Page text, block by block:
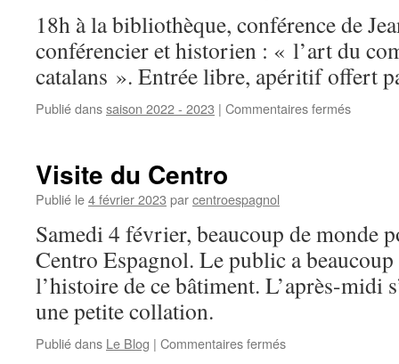
18h à la bibliothèque, conférence de
conférencier et historien : « l’art du
catalans ». Entrée libre, apéritif offert
Publié danssaison 2022 - 2023 | Commentaires fermés
Visite du Centro
Publié le4 février 2023 parcentroespagnol
Samedi 4 février, beaucoup de monde
Centro Espagnol. Le public a
l’histoire de ce bâtiment. L’après-midi
une petite collation.
Publié dans Le Blog | Commentaires fermés